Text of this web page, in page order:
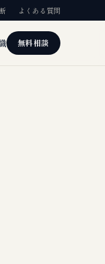
よくある質問
無料相談